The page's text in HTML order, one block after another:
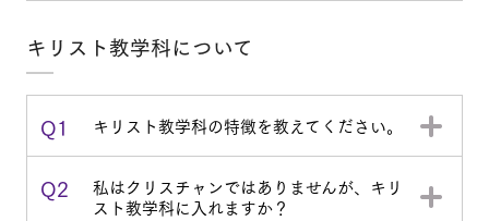
キリスト教学科について
Q1 キリスト教学科の特徴を教えてください。
Q2 私はクリスチャンではありませんが、キリ
スト教学科に入れますか？